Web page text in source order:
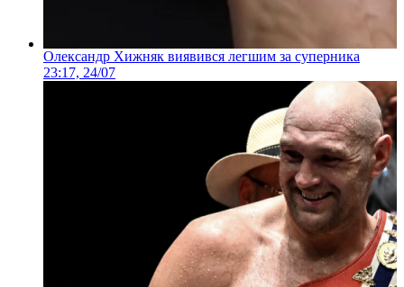
Олександр Хижняк виявився легшим за суперника
23:17, 24/07